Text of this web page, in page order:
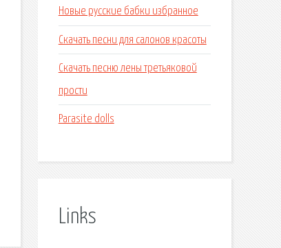
Новые русские бабки избранное
Скачать песни для салонов красоты
Скачать песню лены третьяковой
прости
Parasite dolls
Links